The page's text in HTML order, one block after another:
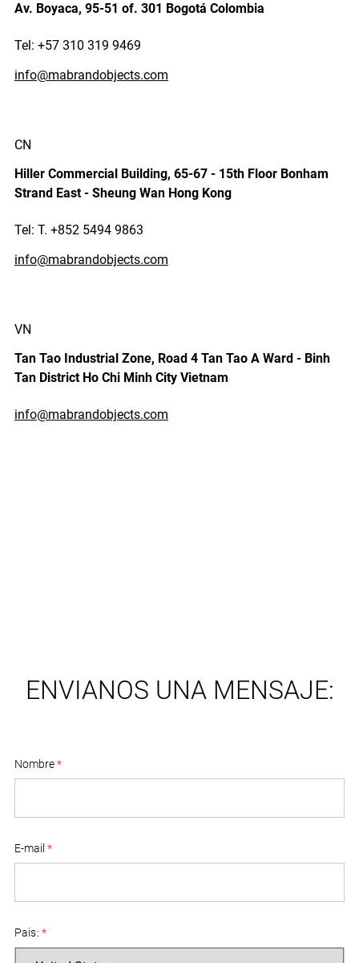
Av. Boyaca, 95-51 of. 301 Bogotá Colombia
Tel: +57 310 319 9469
info@mabrandobjects.com
CN
Hiller Commercial Building, 65-67 - 15th Floor Bonham
Strand East - Sheung Wan Hong Kong
Tel: T. +852 5494 9863
info@mabrandobjects.com
VN
Tan Tao Industrial Zone, Road 4 Tan Tao A Ward - Binh
Tan District Ho Chi Minh City Vietnam
info@mabrandobjects.com
ENVIANOS UNA MENSAJE:
Nombre*
E-mail *
Pais: *